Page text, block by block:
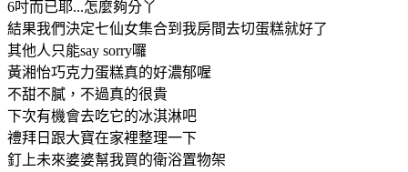
6吋而已耶...怎麼夠分丫
結果我們決定七仙女集合到我房間去切蛋糕就好了
其他人只能say sorry囉
黃湘怡巧克力蛋糕真的好濃郁喔
不甜不膩，不過真的很貴
下次有機會去吃它的冰淇淋吧
禮拜日跟大寶在家裡整理一下
釘上未來婆婆幫我買的衛浴置物架